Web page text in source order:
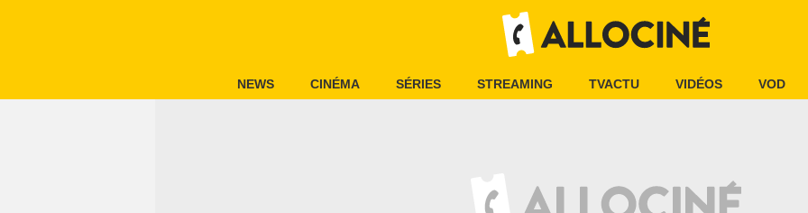
NEWS CINÉMA SÉRIES STREAMING TVACTU VIDÉOS VOD